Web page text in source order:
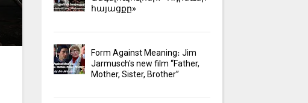
հայացքը»
Form Against Meaning։ Jim
Jarmusch's new film “Father,
Mother, Sister, Brother”